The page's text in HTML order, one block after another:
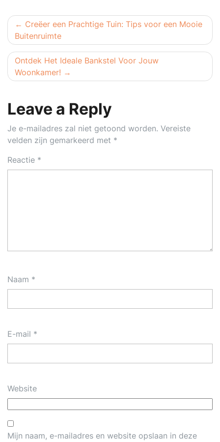
Berichtnavigatie
Creëer een Prachtige Tuin: Tips voor een Mooie
Buitenruimte
Ontdek Het Ideale Bankstel Voor Jouw
Woonkamer!
Leave a Reply
Je e-mailadres zal niet getoond worden. Vereiste
velden zijn gemarkeerd met *
Reactie *
Naam *
E-mail *
Website
Mijn naam, e-mailadres en website opslaan in deze